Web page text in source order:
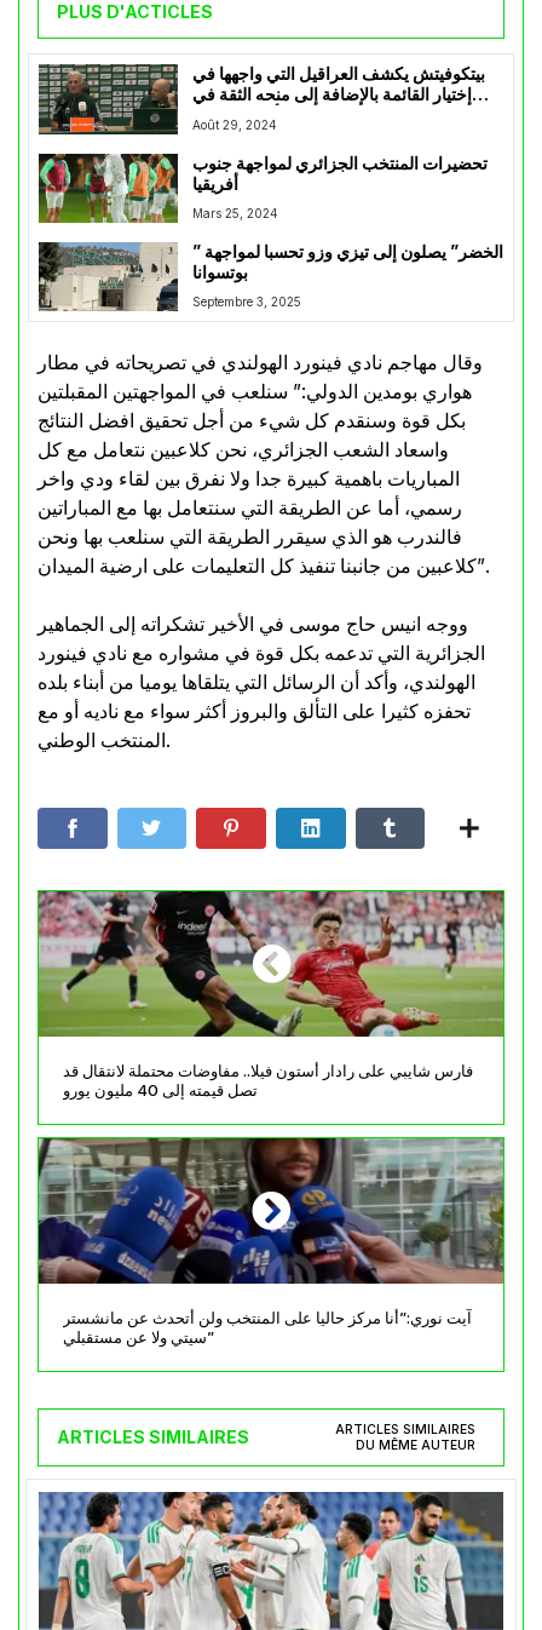
PLUS D'ACTICLES
بيتكوفيتش يكشف العراقيل التي واجهها في
إختيار القائمة بالإضافة إلى منحه الثقة في
أسماء جديدة
Août 29, 2024
تحضيرات المنتخب الجزائري لمواجهة جنوب
أفريقيا
Mars 25, 2024
” الخضر” يصلون إلى تيزي وزو تحسبا لمواجهة
بوتسوانا
Septembre 3, 2025
وقال مهاجم نادي فينورد الهولندي في تصريحاته في مطار
هواري بومدين الدولي:” سنلعب في المواجهتين المقبلتين
بكل قوة وسنقدم كل شيء من أجل تحقيق افضل النتائج
واسعاد الشعب الجزائري، نحن كلاعبين نتعامل مع كل
المباريات باهمية كبيرة جدا ولا نفرق بين لقاء ودي واخر
رسمي، أما عن الطريقة التي سنتعامل بها مع المباراتين
فالندرب هو الذي سيقرر الطريقة التي سنلعب بها ونحن
كلاعبين من جانبنا تنفيذ كل التعليمات على ارضية الميدان”.
ووجه انيس حاج موسى في الأخير تشكراته إلى الجماهير
الجزائرية التي تدعمه بكل قوة في مشواره مع نادي فينورد
الهولندي، وأكد أن الرسائل التي يتلقاها يوميا من أبناء بلده
تحفزه كثيرا على التألق والبروز أكثر سواء مع ناديه أو مع
المنتخب الوطني.
فارس شايبي على رادار أستون فيلا.. مفاوضات محتملة لانتقال قد
تصل قيمته إلى 40 مليون يورو
آيت نوري:”أنا مركز حاليا على المنتخب ولن أتحدث عن مانشستر
سيتي ولا عن مستقبلي”
ARTICLES SIMILAIRES
ARTICLES SIMILAIRES
DU MÊME AUTEUR